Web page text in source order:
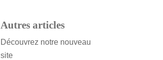
Autres articles
Découvrez notre nouveau
site